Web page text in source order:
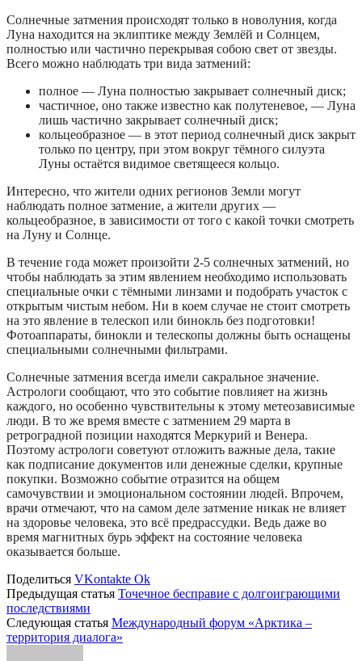
Солнечные затмения происходят только в новолуния, когда
Луна находится на эклиптике между Землёй и Солнцем,
полностью или частично перекрывая собою свет от звезды.
Всего можно наблюдать три вида затмений:
полное — Луна полностью закрывает солнечный диск;
частичное, оно также известно как полутеневое, — Луна
лишь частично закрывает солнечный диск;
кольцеобразное — в этот период солнечный диск закрыт
только по центру, при этом вокруг тёмного силуэта
Луны остаётся видимое светящееся кольцо.
Интересно, что жители одних регионов Земли могут
наблюдать полное затмение, а жители других —
кольцеобразное, в зависимости от того с какой точки смотреть
на Луну и Солнце.
В течение года может произойти 2-5 солнечных затмений, но
чтобы наблюдать за этим явлением необходимо использовать
специальные очки с тёмными линзами и подобрать участок с
открытым чистым небом. Ни в коем случае не стоит смотреть
на это явление в телескоп или бинокль без подготовки!
Фотоаппараты, бинокли и телескопы должны быть оснащены
специальными солнечными фильтрами.
Солнечные затмения всегда имели сакральное значение.
Астрологи сообщают, что это событие повлияет на жизнь
каждого, но особенно чувствительны к этому метеозависимые
люди. В то же время вместе с затмением 29 марта в
ретроградной позиции находятся Меркурий и Венера.
Поэтому астрологи советуют отложить важные дела, такие
как подписание документов или денежные сделки, крупные
покупки. Возможно событие отразится на общем
самочувствии и эмоциональном состоянии людей. Впрочем,
врачи отмечают, что на самом деле затмение никак не влияет
на здоровье человека, это всё предрассудки. Ведь даже во
время магнитных бурь эффект на состояние человека
оказывается больше.
Поделиться VKontakte Ok
Предыдущая статья Точечное бесправие с долгоиграющими
последствиями
Следующая статья Международный форум «Арктика –
территория диалога»